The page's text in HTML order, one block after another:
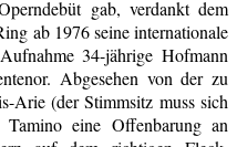
gab, verdankt dem
ab 1976 seine internationale
34-jährige Hofmann
Abgesehen von der zu
Arie (der Stimmsitz muss sich
eine Offenbarung an